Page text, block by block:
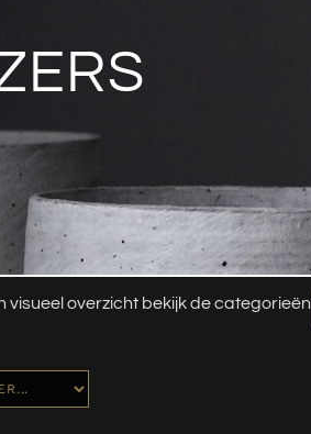
visueel overzicht bekijk de categorieën